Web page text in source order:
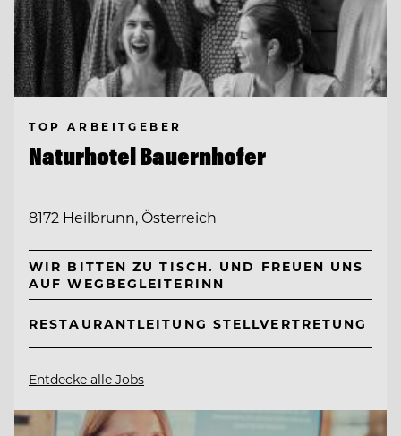
TOP ARBEITGEBER
Naturhotel Bauernhofer
8172 Heilbrunn, Österreich
WIR BITTEN ZU TISCH. UND FREUEN UNS
AUF WEGBEGLEITERINN
RESTAURANTLEITUNG STELLVERTRETUNG
Entdecke alle Jobs